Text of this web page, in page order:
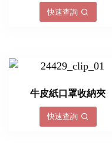
快速查詢
牛皮紙口罩收納夾
快速查詢